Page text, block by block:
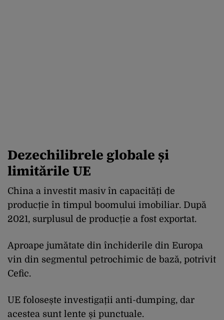
Dezechilibrele globale și
limitările UE
China a investit masiv în capacități de
producție în timpul boomului imobiliar. După
2021, surplusul de producție a fost exportat.
Aproape jumătate din închiderile din Europa
vin din segmentul petrochimic de bază, potrivit
Cefic.
UE folosește investigații anti-dumping, dar
acestea sunt lente și punctuale.